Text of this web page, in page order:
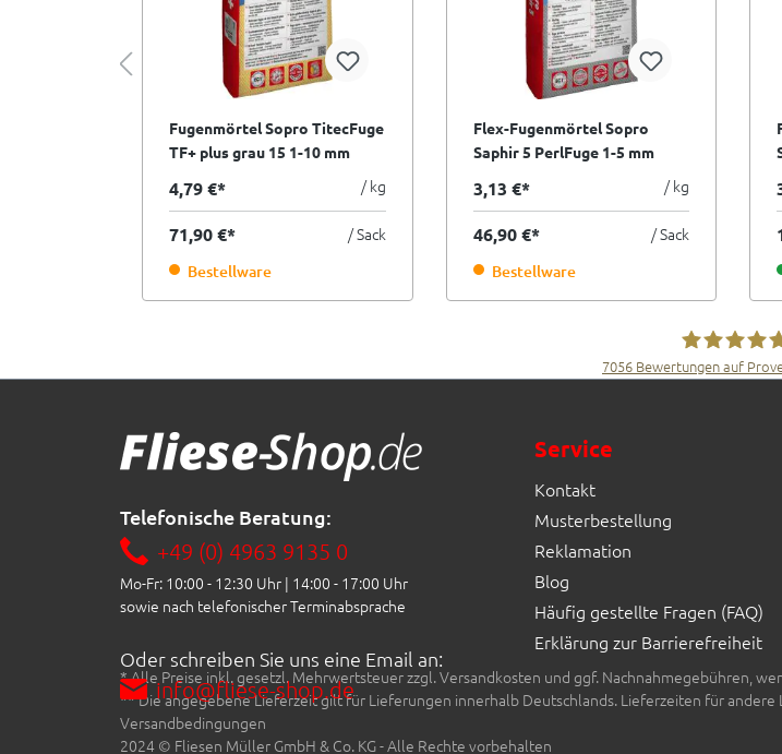
Fugenmörtel Sopro TitecFuge
TF+ plus grau 15 1-10 mm
4,79 €* / kg
71,90 €* / Sack
Bestellware
Flex-Fugenmörtel Sopro
Saphir 5 PerlFuge 1-5 mm
3,13 €* / kg
46,90 €* / Sack
Bestellware
7056 Bewertungen auf
Telefonische Beratung:
+49 (0) 4963 9135 0
Mo-Fr: 10:00 - 12:30 Uhr | 14:00 - 17:00 Uhr
sowie nach telefonischer Terminabsprache
Oder schreiben Sie uns eine Email an:
info@fliese-shop.de
Service
Kontakt
Musterbestellung
Reklamation
Blog
Häufig gestellte Fragen (FAQ)
Erklärung zur Barrierefreiheit
* Alle Preise inkl. gesetzl. Mehrwertsteuer zzgl. Versandkosten und ggf. Nachnahmegebühren,
** Die angegebene Lieferzeit gilt für Lieferungen innerhalb Deutschlands. Lieferzeiten für andere
Versandbedingungen
2024 © Fliesen Müller GmbH & Co. KG - Alle Rechte vorbehalten